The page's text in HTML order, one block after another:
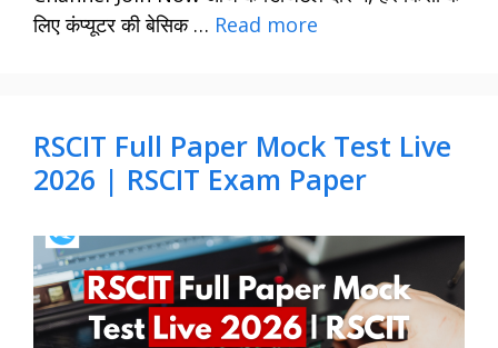
लिए कंप्यूटर की बेसिक … Read more
RSCIT Full Paper Mock Test Live
2026 | RSCIT Exam Paper